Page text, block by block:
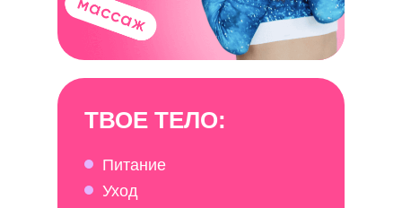
ТВОЕ ТЕЛО:
Питание
Уход